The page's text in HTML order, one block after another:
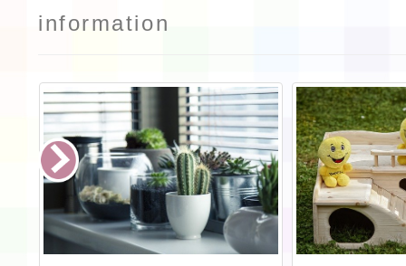
information